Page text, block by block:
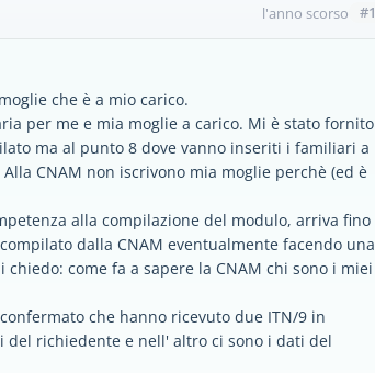
l'anno scorso #1
che è a mio carico.
per me e mia moglie a carico. Mi è stato fornito
ma al punto 8 dove vanno inseriti i familiari a
CNAM non iscrivono mia moglie perchè (ed è
alla compilazione del modulo, arriva fino
dalla CNAM eventualmente facendo una
come fa a sapere la CNAM chi sono i miei
che hanno ricevuto due ITN/9 in
richiedente e nell' altro ci sono i dati del